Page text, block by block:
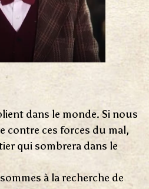
dans le monde. Si nous
contre ces forces du mal,
qui sombrera dans le
à la recherche de